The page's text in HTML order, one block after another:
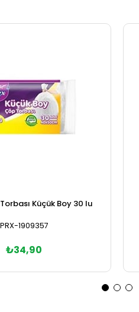
Küçük Boy 30 lu
PRX-1909357
₺34,90